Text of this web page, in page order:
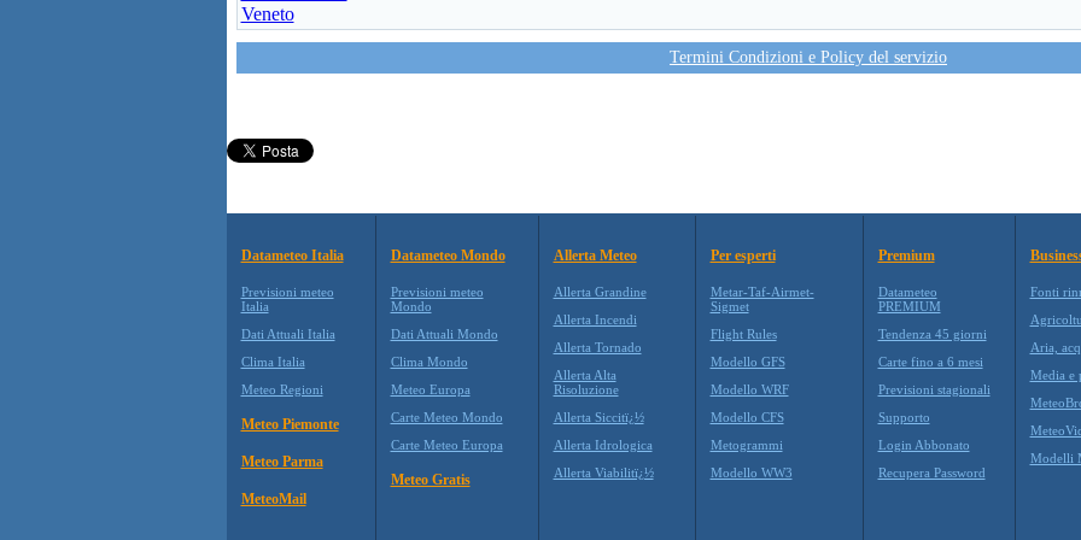
Veneto
Termini Condizioni e Policy del servizio
Datameteo Italia
Previsioni meteo
Italia
Dati Attuali Italia
Clima Italia
Meteo Regioni
Meteo Piemonte
Meteo Parma
MeteoMail
Datameteo Mondo
Previsioni meteo
Mondo
Dati Attuali Mondo
Clima Mondo
Meteo Europa
Carte Meteo Mondo
Carte Meteo Europa
Meteo Gratis
Allerta Meteo
Allerta Grandine
Allerta Incendi
Allerta Tornado
Allerta Alta
Risoluzione
Allerta Siccitï¿½
Allerta Idrologica
Allerta Viabilitï¿½
Per esperti
Metar-Taf-Airmet-
Sigmet
Flight Rules
Modello GFS
Modello WRF
Modello CFS
Metogrammi
Modello WW3
Premium
Datameteo
PREMIUM
Tendenza 45 giorni
Carte fino a 6 mesi
Previsioni stagionali
Supporto
Login Abbonato
Recupera Password
Fonti
Aria,
Media e
Modelli